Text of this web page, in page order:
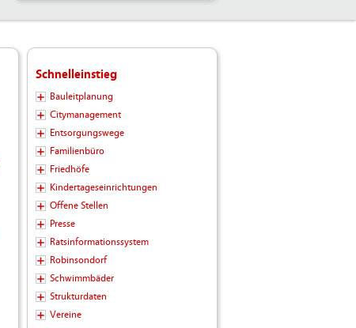
Schnelleinstieg
Bauleitplanung
Citymanagement
Entsorgungswege
Familienbüro
Friedhöfe
Kindertageseinrichtungen
Offene Stellen
Presse
Ratsinformationssystem
Robinsondorf
Schwimmbäder
Strukturdaten
Vereine